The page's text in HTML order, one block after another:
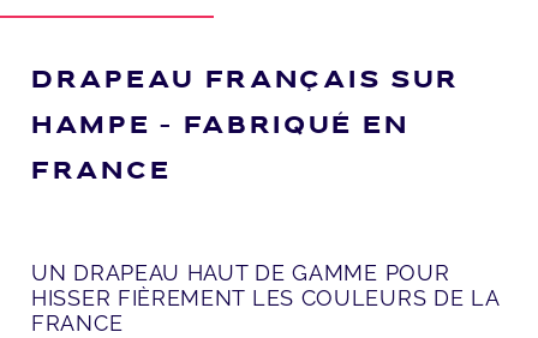
DRAPEAU FRANÇAIS SUR
HAMPE – FABRIQUÉ EN
FRANCE
UN DRAPEAU HAUT DE GAMME POUR
HISSER FIÈREMENT LES COULEURS DE LA
FRANCE